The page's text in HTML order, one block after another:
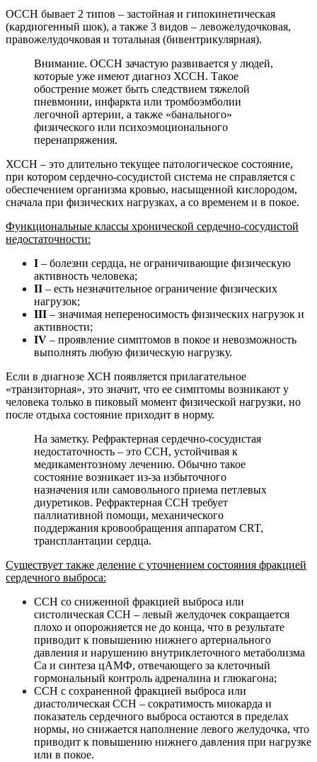
ОССН бывает 2 типов – застойная и гипокинетическая
(кардиогенный шок), а также 3 видов – левожелудочковая,
правожелудочковая и тотальная (бивентрикулярная).
Внимание. ОССН зачастую развивается у людей,
которые уже имеют диагноз ХССН. Такое
обострение может быть следствием тяжелой
пневмонии, инфаркта или тромбоэмболии
легочной артерии, а также «банального»
физического или психоэмоционального
перенапряжения.
ХССН – это длительно текущее патологическое состояние,
при котором сердечно-сосудистой система не справляется с
обеспечением организма кровью, насыщенной кислородом,
сначала при физических нагрузках, а со временем и в покое.
Функциональные классы хронической сердечно-сосудистой
недостаточности:
I – болезни сердца, не ограничивающие физическую
активность человека;
II – есть незначительное ограничение физических
нагрузок;
III – значимая непереносимость физических нагрузок и
активности;
IV – проявление симптомов в покое и невозможность
выполнять любую физическую нагрузку.
Если в диагнозе ХСН появляется прилагательное
«транзиторная», это значит, что ее симптомы возникают у
человека только в пиковый момент физической нагрузки, но
после отдыха состояние приходит в норму.
На заметку. Рефрактерная сердечно-сосудистая
недостаточность – это ССН, устойчивая к
медикаментозному лечению. Обычно такое
состояние возникает из-за избыточного
назначения или самовольного приема петлевых
диуретиков. Рефрактерная ССН требует
паллиативной помощи, механического
поддержания кровообращения аппаратом CRT,
трансплантации сердца.
Существует также деление с уточнением состояния фракцией
сердечного выброса:
ССН со сниженной фракцией выброса или
систолическая ССН – левый желудочек сокращается
плохо и опорожняется не до конца, что в результате
приводит к повышению нижнего артериального
давления и нарушению внутриклеточного метаболизма
Ca и синтеза цАМФ, отвечающего за клеточный
гормональный контроль адреналина и глюкагона;
ССН с сохраненной фракцией выброса или
диастолическая ССН – сократимость миокарда и
показатель сердечного выброса остаются в пределах
нормы, но снижается наполнение левого желудочка, что
приводит к повышению нижнего давления при нагрузке
или в покое.